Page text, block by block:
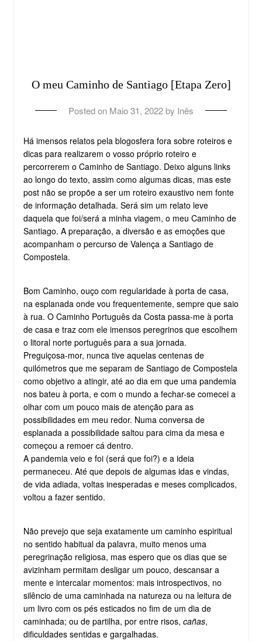
O meu Caminho de Santiago [Etapa Zero]
Posted on Maio 31, 2022 by Inês
Há imensos relatos pela blogosfera fora sobre roteiros e
dicas para realizarem o vosso próprio roteiro e
percorrerem o Caminho de Santiago. Deixo alguns links
ao longo do texto, assim como algumas dicas, mas este
post não se propõe a ser um roteiro exaustivo nem fonte
de informação detalhada. Será sim um relato leve
daquela que foi/será a minha viagem, o meu Caminho de
Santiago. A preparação, a diversão e as emoções que
acompanham o percurso de Valença a Santiago de
Compostela.
Bom Caminho, ouço com regularidade à porta de casa,
na esplanada onde vou frequentemente, sempre que saio
à rua. O Caminho Português da Costa passa-me à porta
de casa e traz com ele imensos peregrinos que escolhem
o litoral norte português para a sua jornada.
Preguiçosa-mor, nunca tive aquelas centenas de
quilómetros que me separam de Santiago de Compostela
como objetivo a atingir, até ao dia em que uma pandemia
nos bateu à porta, e com o mundo a fechar-se comecei a
olhar com um pouco mais de atenção para as
possibilidades em meu redor. Numa conversa de
esplanada a possibilidade saltou para cima da mesa e
começou a remoer cá dentro.
A pandemia veio e foi (será que foi?) e a ideia
permaneceu. Até que depois de algumas idas e vindas,
de vida adiada, voltas inesperadas e meses complicados,
voltou a fazer sentido.
Não prevejo que seja exatamente um caminho espiritual
no sentido habitual da palavra, muito menos uma
peregrinação religiosa, mas espero que os dias que se
avizinham permitam desligar um pouco, descansar a
mente e intercalar momentos: mais introspectivos, no
silêncio de uma caminhada na natureza ou na leitura de
um livro com os pés esticados no fim de um dia de
caminhada; ou de partilha, por entre risos, cañas,
dificuldades sentidas e gargalhadas.